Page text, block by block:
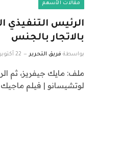
مقالات الأسهم
الرئيس التنفيذي
بالاتجار بالجنس
بواسطة فريق التحرير 22 أكتوبر، 2024
لوتشيسانو | فيلم